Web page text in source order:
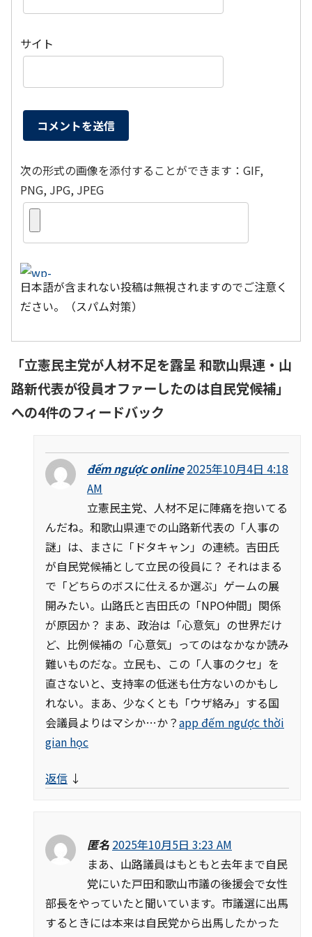
サイト
次の形式の画像を添付することができます：GIF,
PNG, JPG, JPEG
日本語が含まれない投稿は無視されますのでご注意く
ださい。（スパム対策）
「立憲民主党が人材不足を露呈 和歌山県連・山
路新代表が役員オファーしたのは自民党候補」
への4件のフィードバック
đếm ngược online 2025年10月4日 4:18
AM
立憲民主党、人材不足に陣痛を抱いてる
んだね。和歌山県連での山路新代表の「人事の
謎」は、まさに「ドタキャン」の連続。吉田氏
が自民党候補として立民の役員に？ それはまる
で「どちらのボスに仕えるか選ぶ」ゲームの展
開みたい。山路氏と吉田氏の「NPO仲間」関係
が原因か？ まあ、政治は「心意気」の世界だけ
ど、比例候補の「心意気」ってのはなかなか読み
難いものだな。立民も、この「人事のクセ」を
直さないと、支持率の低迷も仕方ないのかもし
れない。まあ、少なくとも「ウザ絡み」する国
会議員よりはマシか…か？app đếm ngược thời
gian học
返信 ↓
匿名 2025年10月5日 3:23 AM
まあ、山路議員はもともと去年まで自民
党にいた戸田和歌山市議の後援会で女性
部長をやっていたと聞いています。市議選に出馬
するときには本来は自民党から出馬したかった